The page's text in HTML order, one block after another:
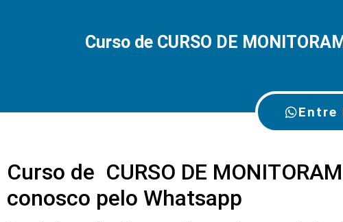
Curso de CURSO DE
Entre
Curso de CURSO DE
conosco pelo Whatsapp